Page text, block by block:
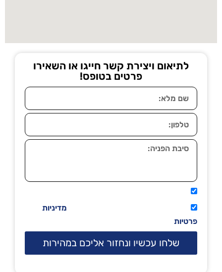
לתיאום ויצירת קשר חייגו או השאירו
פרטים בטופס!
מדיניות
פרטיות
שלחו עכשיו ונחזור אליכם במהירות